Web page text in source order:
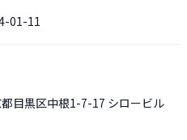
01-11
目黒区中根1-7-17 シロービル